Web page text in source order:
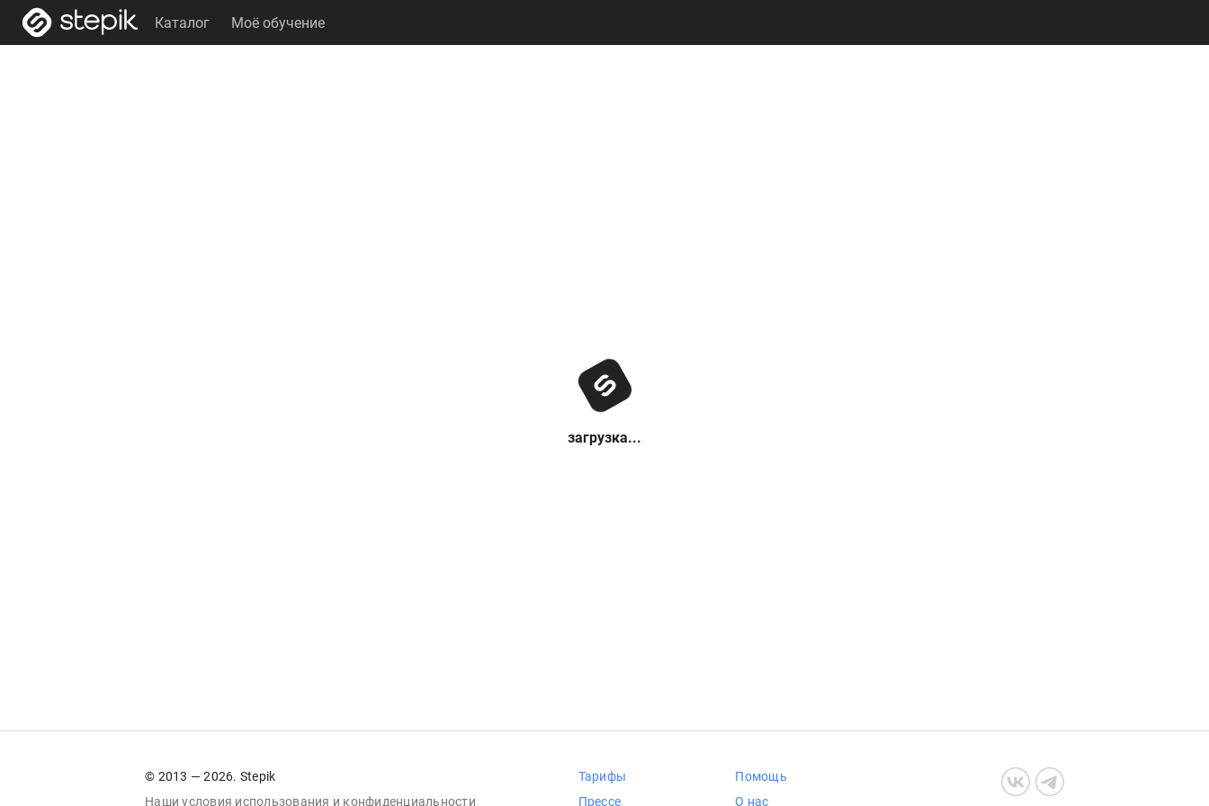
Каталог Моё обучение
загрузка...
© 2013 — 2026. Stepik
Наши условия использования и конфиденциальности
Тарифы
Прессе
Помощь
О нас